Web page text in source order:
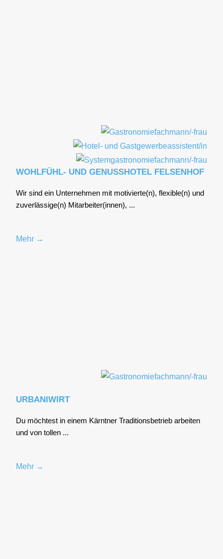
WOHLFÜHL- UND GENUSSHOTEL FELSENHOF
Wir sind ein Unter­neh­men mit motivierte(n), flexible(n) und
zuverlässige(n) Mitarbeiter(innen), ...
Mehr →
URBANIWIRT
Du möch­test in einem Kärnt­ner Tra­di­ti­ons­be­trieb arbei­ten
und von tol­len ...
Mehr →